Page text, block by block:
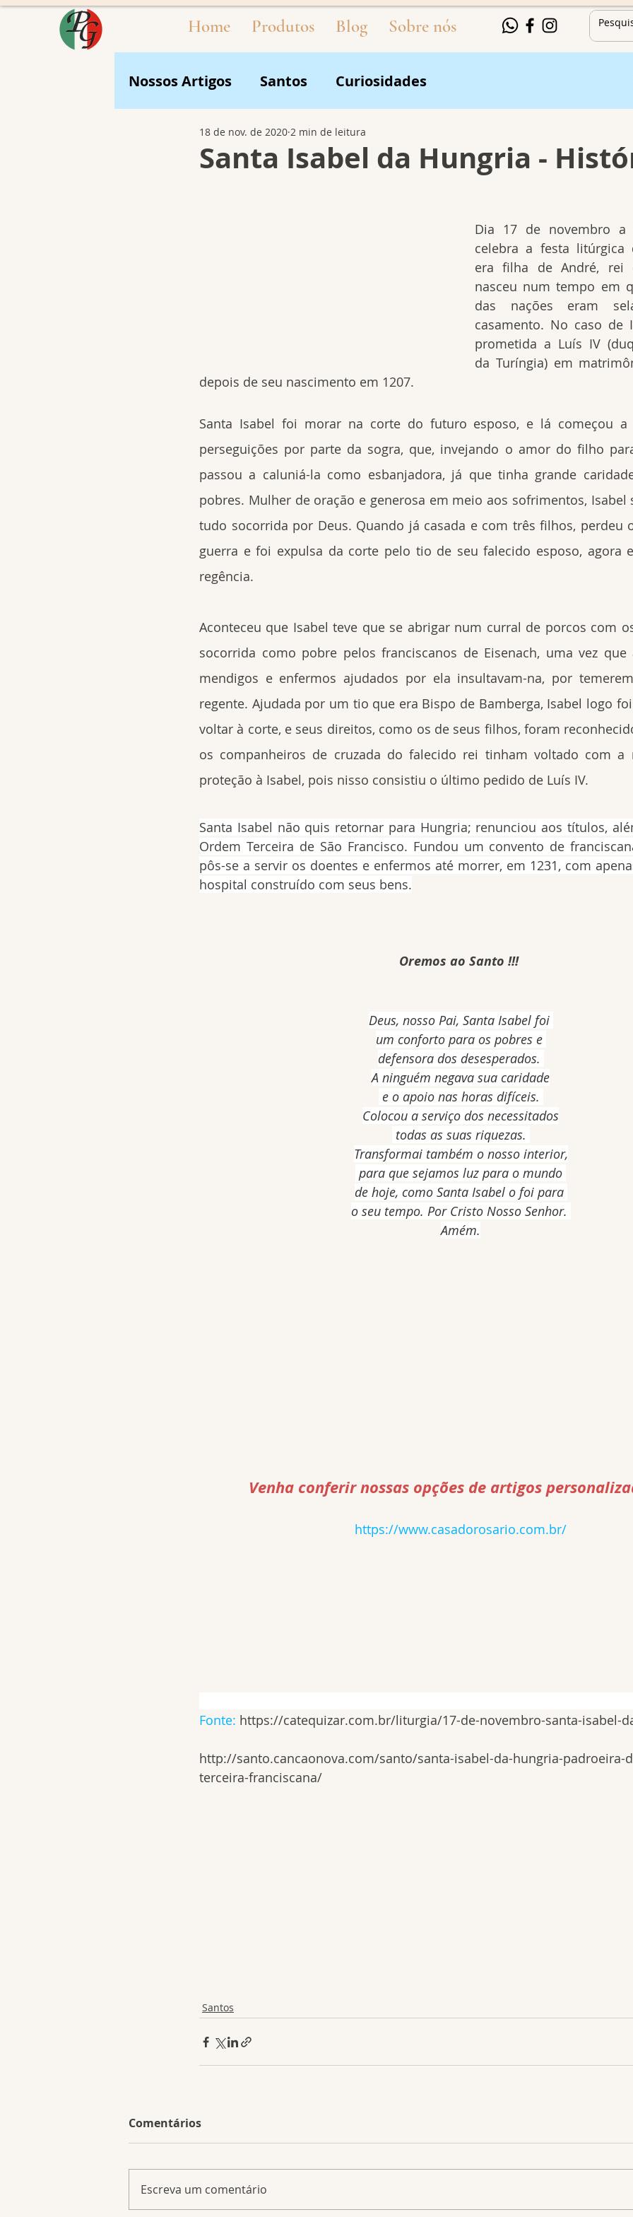
Home Produtos Blog Sobre nós
Nossos Artigos Santos Curiosidades
Santa Isabel da Hungria -
18 de nov. de 2020 2 min de leitura
Dia 17 de novembro a
celebra a festa litúrgica
era filha de André, rei
nasceu num tempo em
das nações eram
casamento. No caso de
prometida a Luís IV
da Turíngia) em
depois de seu nascimento em 1207.
Santa Isabel foi morar na corte do futuro esposo, e lá começou a
perseguições por parte da sogra, que, invejando o amor do filho
passou a caluniá-la como esbanjadora, já que tinha grande
pobres. Mulher de oração e generosa em meio aos sofrimentos, Isabel
tudo socorrida por Deus. Quando já casada e com três filhos, perdeu
guerra e foi expulsa da corte pelo tio de seu falecido esposo, agora
regência.
Aconteceu que Isabel teve que se abrigar num curral de porcos com
socorrida como pobre pelos franciscanos de Eisenach, uma vez
mendigos e enfermos ajudados por ela insultavam-na, por
regente. Ajudada por um tio que era Bispo de Bamberga, Isabel logo
voltar à corte, e seus direitos, como os de seus filhos, foram
os companheiros de cruzada do falecido rei tinham voltado com a
proteção à Isabel, pois nisso consistiu o último pedido de Luís IV.
Santa Isabel não quis retornar para Hungria; renunciou aos títulos,
Ordem Terceira de São Francisco. Fundou um convento de
pôs-se a servir os doentes e enfermos até morrer, em 1231, com
hospital construído com seus bens.
Oremos ao Santo !!!
Deus, nosso Pai, Santa Isabel foi
um conforto para os pobres e
defensora dos desesperados.
A ninguém negava sua caridade
e o apoio nas horas difíceis.
Colocou a serviço dos necessitados
todas as suas riquezas.
Transformai também o nosso interior,
para que sejamos luz para o mundo
de hoje, como Santa Isabel o foi para
o seu tempo. Por Cristo Nosso Senhor.
Amém.
Venha conferir nossas opções de artigos
https://www.casadorosario.com.br/
Fonte: https://catequizar.com.br/liturgia/17-de-novembro-santa-isabel-
http://santo.cancaonova.com/santo/santa-isabel-da-hungria-padroeira-
terceira-franciscana/
Santos
Comentários
Escreva um comentário